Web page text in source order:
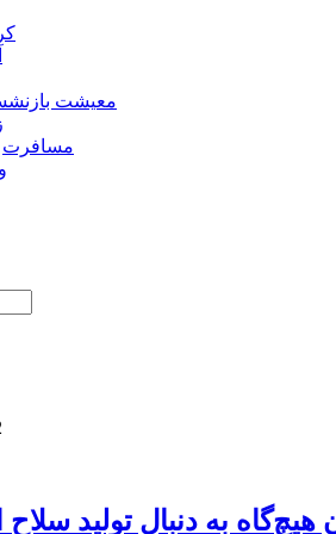
معیشت
مسافرت
هیچ‌گاه به دنبال تولید